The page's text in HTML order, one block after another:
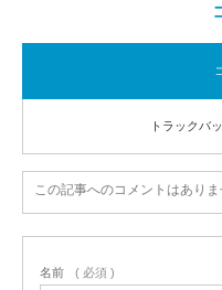
トラックバ
この記事へのコメントはありま
名前 ( 必須 )